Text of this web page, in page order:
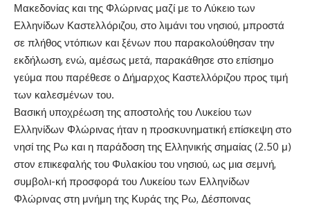
Μακεδονίας και της Φλώρινας μαζί με το Λύκειο των
Ελληνίδων Καστελλόριζου, στο λιμάνι του νησιού, μπροστά
σε πλήθος ντόπιων και ξένων που παρακολούθησαν την
εκδήλωση, ενώ, αμέσως μετά, παρακάθησε στο επίσημο
γεύμα που παρέθεσε ο Δήμαρχος Καστελλόριζου προς τιμή
των καλεσμένων του.
Βασική υποχρέωση της αποστολής του Λυκείου των
Ελληνίδων Φλώρινας ήταν η προσκυνηματική επίσκεψη στο
νησί της Ρω και η παράδοση της Ελληνικής σημαίας (2.50 μ)
στον επικεφαλής του Φυλακίου του νησιού, ως μια σεμνή,
συμβολι-κή προσφορά του Λυκείου των Ελληνίδων
Φλώρινας στη μνήμη της Κυράς της Ρω, Δέσποινας